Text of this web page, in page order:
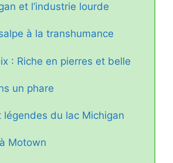
et l’industrie lourde
à la transhumance
: Riche en pierres et belle
un phare
légendes du lac Michigan
Motown